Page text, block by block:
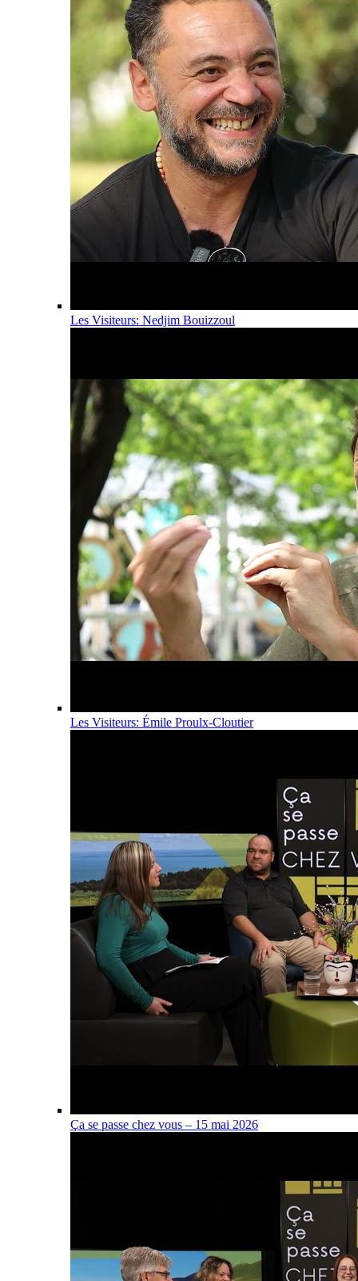
Les Visiteurs: Nedjim Bouizzoul
Les Visiteurs: Émile Proulx-Cloutier
Ça se passe chez vous – 15 mai 2026